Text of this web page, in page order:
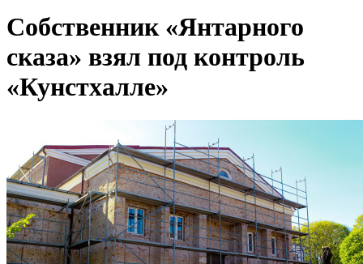
Собственник «Янтарного
сказа» взял под контроль
«Кунстхалле»